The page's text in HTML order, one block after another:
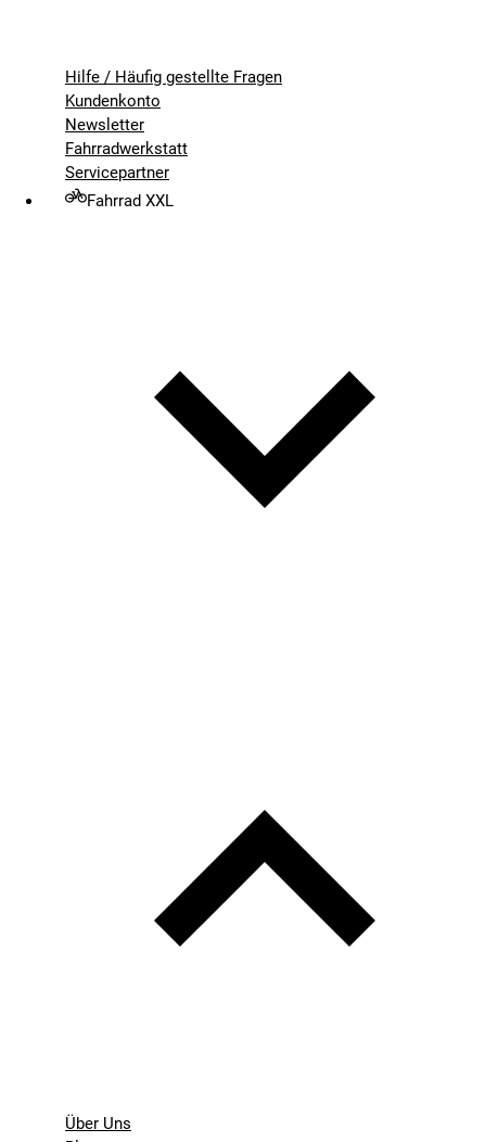
Hilfe / Häufig gestellte Fragen
Kundenkonto
Newsletter
Fahrradwerkstatt
Servicepartner
Fahrrad XXL
Über Uns